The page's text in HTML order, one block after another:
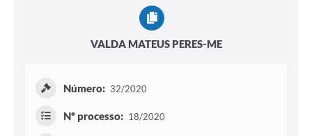
VALDA MATEUS PERES-ME
Número: 32/2020
Nº processo: 18/2020